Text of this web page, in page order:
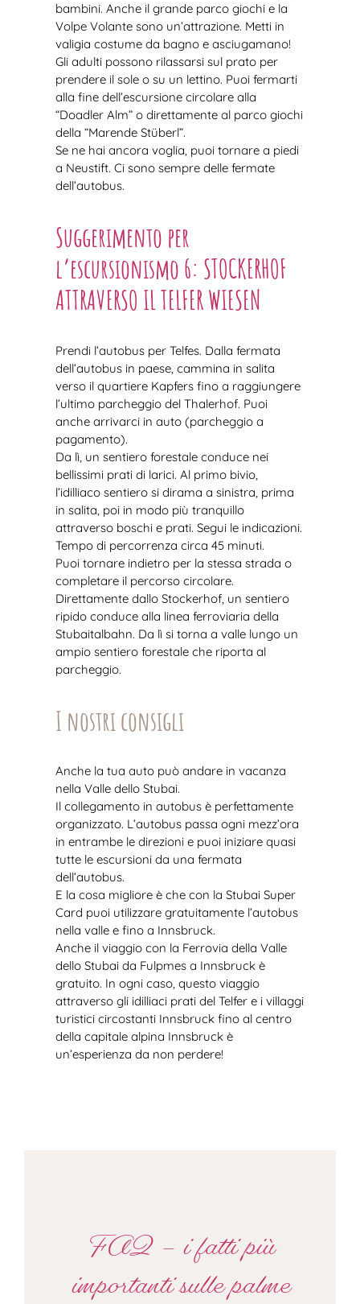
bambini. Anche il grande parco giochi e la
Volpe Volante sono un’attrazione. Metti in
valigia costume da bagno e asciugamano!
Gli adulti possono rilassarsi sul prato per
prendere il sole o su un lettino. Puoi fermarti
alla fine dell’escursione circolare alla
“Doadler Alm” o direttamente al parco giochi
della “Marende Stüberl”.
Se ne hai ancora voglia, puoi tornare a piedi
a Neustift. Ci sono sempre delle fermate
dell’autobus.
Suggerimento per
l’escursionismo 6: STOCKERHOF
ATTRAVERSO IL TELFER WIESEN
Prendi l’autobus per Telfes. Dalla fermata
dell’autobus in paese, cammina in salita
verso il quartiere Kapfers fino a raggiungere
l’ultimo parcheggio del Thalerhof. Puoi
anche arrivarci in auto (parcheggio a
pagamento).
Da lì, un sentiero forestale conduce nei
bellissimi prati di larici. Al primo bivio,
l’idilliaco sentiero si dirama a sinistra, prima
in salita, poi in modo più tranquillo
attraverso boschi e prati. Segui le indicazioni.
Tempo di percorrenza circa 45 minuti.
Puoi tornare indietro per la stessa strada o
completare il percorso circolare.
Direttamente dallo Stockerhof, un sentiero
ripido conduce alla linea ferroviaria della
Stubaitalbahn. Da lì si torna a valle lungo un
ampio sentiero forestale che riporta al
parcheggio.
I nostri consigli
Anche la tua auto può andare in vacanza
nella Valle dello Stubai.
Il collegamento in autobus è perfettamente
organizzato. L’autobus passa ogni mezz’ora
in entrambe le direzioni e puoi iniziare quasi
tutte le escursioni da una fermata
dell’autobus.
E la cosa migliore è che con la Stubai Super
Card puoi utilizzare gratuitamente l’autobus
nella valle e fino a Innsbruck.
Anche il viaggio con la Ferrovia della Valle
dello Stubai da Fulpmes a Innsbruck è
gratuito. In ogni caso, questo viaggio
attraverso gli idilliaci prati del Telfer e i villaggi
turistici circostanti Innsbruck fino al centro
della capitale alpina Innsbruck è
un’esperienza da non perdere!
FAQ – i fatti più
importanti sulle palme